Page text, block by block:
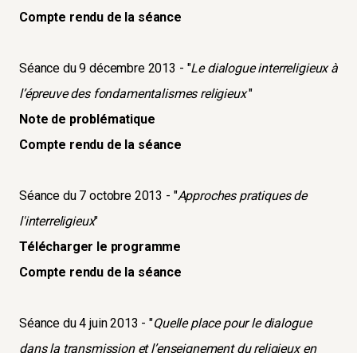
Compte rendu de la séance
Séance du 9 décembre 2013 - "Le dialogue interreligieux à
l’épreuve des fondamentalismes religieux"
Note de problématique
Compte rendu de la séance
Séance du 7 octobre 2013 - "Approches pratiques de
l'interreligieux"
Télécharger le programme
Compte rendu de la séance
Séance du 4 juin 2013 - "Quelle place pour le dialogue
dans la transmission et l’enseignement du religieux en